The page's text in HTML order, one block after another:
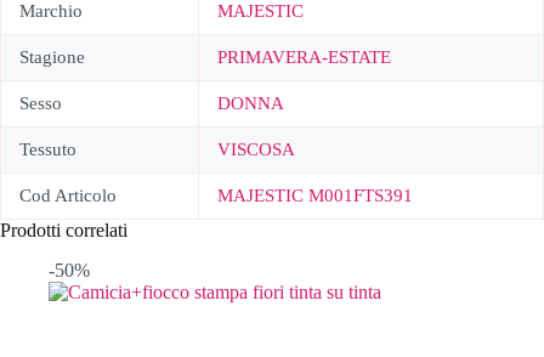
Marchio MAJESTIC
Stagione PRIMAVERA-ESTATE
Sesso DONNA
Tessuto VISCOSA
Cod Articolo MAJESTIC M001FTS391
Prodotti correlati
-50%